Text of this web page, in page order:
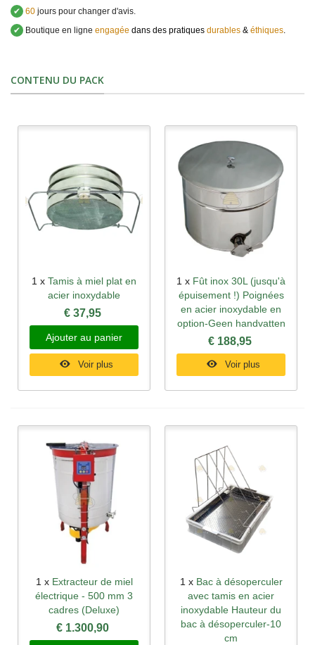
✔ 60 jours pour changer d'avis.
✔
Boutique en ligne engagée dans des pratiques durables & éthiques
CONTENU DU PACK
1 x Tamis à miel plat en
acier inoxydable
€ 37,95
Ajouter au panier
Voir plus
1 x Fût inox 30L (jusqu'à
épuisement !) Poignées
en acier inoxydable en
option-Geen handvatten
€ 188,95
Voir plus
1 x Extracteur de miel
électrique - 500 mm 3
cadres (Deluxe)
€ 1.300,90
1 x Bac à désoperculer
avec tamis en acier
inoxydable Hauteur du
bac à désoperculer-10
cm